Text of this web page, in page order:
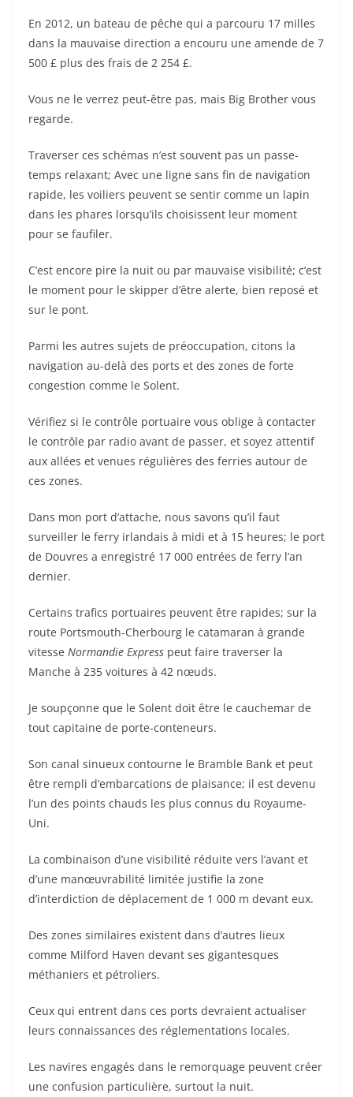
En 2012, un bateau de pêche qui a parcouru 17 milles
dans la mauvaise direction a encouru une amende de 7
500 £ plus des frais de 2 254 £.
Vous ne le verrez peut-être pas, mais Big Brother vous
regarde.
Traverser ces schémas n’est souvent pas un passe-
temps relaxant; Avec une ligne sans fin de navigation
rapide, les voiliers peuvent se sentir comme un lapin
dans les phares lorsqu’ils choisissent leur moment
pour se faufiler.
C’est encore pire la nuit ou par mauvaise visibilité; c’est
le moment pour le skipper d’être alerte, bien reposé et
sur le pont.
Parmi les autres sujets de préoccupation, citons la
navigation au-delà des ports et des zones de forte
congestion comme le Solent.
Vérifiez si le contrôle portuaire vous oblige à contacter
le contrôle par radio avant de passer, et soyez attentif
aux allées et venues régulières des ferries autour de
ces zones.
Dans mon port d’attache, nous savons qu’il faut
surveiller le ferry irlandais à midi et à 15 heures; le port
de Douvres a enregistré 17 000 entrées de ferry l’an
dernier.
Certains trafics portuaires peuvent être rapides; sur la
route Portsmouth-Cherbourg le catamaran à grande
vitesse Normandie Express peut faire traverser la
Manche à 235 voitures à 42 nœuds.
Je soupçonne que le Solent doit être le cauchemar de
tout capitaine de porte-conteneurs.
Son canal sinueux contourne le Bramble Bank et peut
être rempli d’embarcations de plaisance; il est devenu
l’un des points chauds les plus connus du Royaume-
Uni.
La combinaison d’une visibilité réduite vers l’avant et
d’une manœuvrabilité limitée justifie la zone
d’interdiction de déplacement de 1 000 m devant eux.
Des zones similaires existent dans d’autres lieux
comme Milford Haven devant ses gigantesques
méthaniers et pétroliers.
Ceux qui entrent dans ces ports devraient actualiser
leurs connaissances des réglementations locales.
Les navires engagés dans le remorquage peuvent créer
une confusion particulière, surtout la nuit.